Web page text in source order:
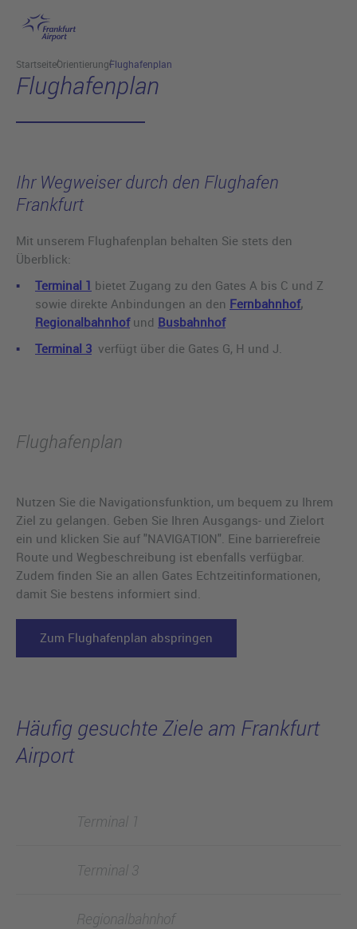
Hauptinhalt anspringen
StartseiteOrientierungFlughafenplan
Flughafenplan
Ihr Wegweiser durch den Flughafen
Frankfurt
Mit unserem Flughafenplan behalten Sie stets den
Überblick:
Terminal 1 bietet Zugang zu den Gates A bis C und Z
sowie direkte Anbindungen an den Fernbahnhof,
Regionalbahnhofund Busbahnhof
Terminal 3 verfügt über die Gates G, H und J.
Flughafenplan
Nutzen Sie die Navigationsfunktion, um bequem zu Ihrem
Ziel zu gelangen. Geben Sie Ihren Ausgangs- und Zielort
ein und klicken Sie auf "NAVIGATION". Eine barrierefreie
Route und Wegbeschreibung ist ebenfalls verfügbar.
Zudem finden Sie an allen Gates Echtzeitinformationen,
damit Sie bestens informiert sind.
Zum Flughafenplan abspringen
Häufig gesuchte Ziele am Frankfurt
Airport
Terminal 1
Terminal 3
Regionalbahnhof